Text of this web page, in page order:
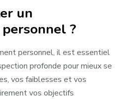
un
?
personnel, il est essentiel
profonde pour mieux se
vos faiblesses et vos
vos objectifs